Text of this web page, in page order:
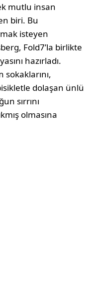
mutlu insan
biri. Bu
isteyen
Fold7’la birlikte
hazırladı.
sokaklarını,
dolaşan ünlü
sırrını
olmasına